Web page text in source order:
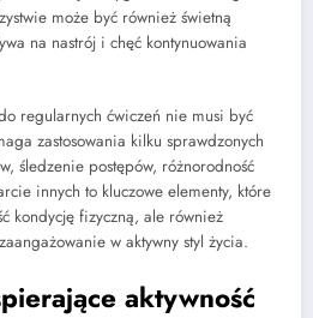
może być również świetną
na nastrój i chęć kontynuowania
regularnych ćwiczeń nie musi być
zastosowania kilku sprawdzonych
śledzenie postępów, różnorodność
innych to kluczowe elementy, które
kondycję fizyczną, ale również
w aktywny styl życia.
aktywność